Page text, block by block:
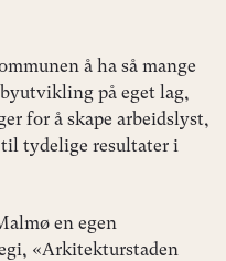
å ha så mange
på eget lag,
for å skape arbeidslyst,
tydelige resultater i
en egen
«Arkitekturstaden